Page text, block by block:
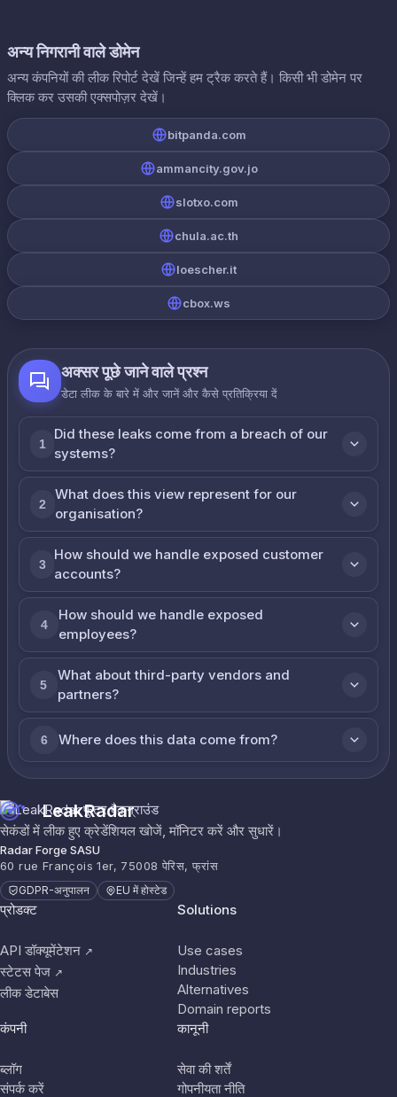
अन्य निगरानी वाले डोमेन
अन्य कंपनियों की लीक रिपोर्ट देखें जिन्हें हम ट्रैक करते हैं। किसी भी डोमेन पर
क्लिक कर उसकी एक्सपोज़र देखें।
bitpanda.com
ammancity.gov.jo
slotxo.com
chula.ac.th
loescher.it
cbox.ws
अक्सर पूछे जाने वाले प्रश्न
डेटा लीक के बारे में और जानें और कैसे प्रतिक्रिया दें
1
Did these leaks come from a breach of our
systems?
2
What does this view represent for our
organisation?
3
How should we handle exposed customer
accounts?
4
How should we handle exposed
employees?
5
What about third-party vendors and
partners?
6 Where does this data come from?
LeakRadar
सेकंडों में लीक हुए क्रेडेंशियल खोजें, मॉनिटर करें और सुधारें।
Radar Forge SASU
60 rue François 1er, 75008 पेरिस, फ्रांस
GDPR-अनुपालन EU में होस्टेड
प्रोडक्ट
API डॉक्यूमेंटेशन ↗
स्टेटस पेज ↗
लीक डेटाबेस
Solutions
Use cases
Industries
Alternatives
Domain reports
कंपनी
ब्लॉग
संपर्क करें
कानूनी
सेवा की शर्तें
गोपनीयता नीति